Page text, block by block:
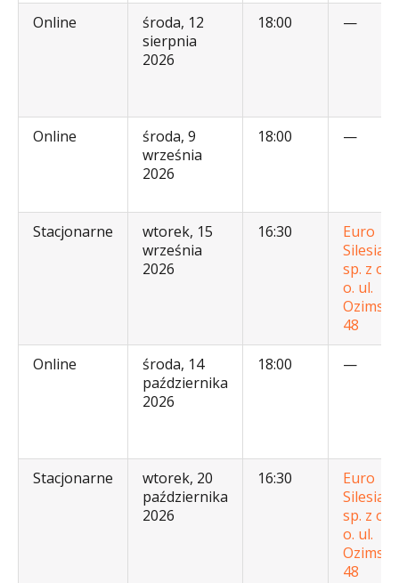
Online
środa, 12
sierpnia
2026
18:00 —
Online
środa, 9
września
2026
18:00 —
Stacjonarne
wtorek, 15
września
2026
16:30
Euro
Silesia
sp. z o.
o. ul.
Ozimska
48
Online
środa, 14
października
2026
18:00 —
Stacjonarne
wtorek, 20
października
2026
16:30
Euro
Silesia
sp. z o.
o. ul.
Ozimska
48